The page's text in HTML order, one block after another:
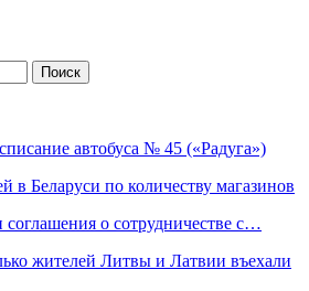
автобуса № 45 («Радуга»)
в Беларуси по количеству магазинов
о сотрудничестве с…
жителей Литвы и Латвии въехали